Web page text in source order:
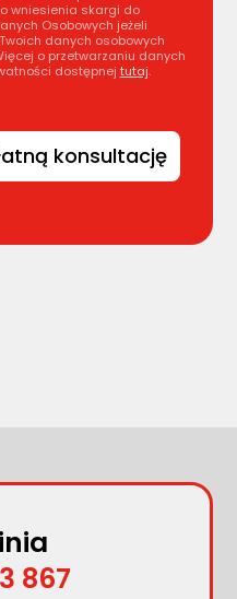
wniesienia skargi do
Osobowych jeżeli
danych osobowych
o przetwarzaniu danych
dostępnej tutaj.
867